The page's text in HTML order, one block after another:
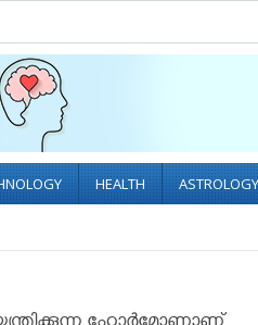
HEALTH ASTROLOGY